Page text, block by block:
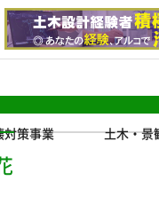
対策事業 土木・景